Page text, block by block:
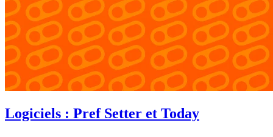
Logiciels : Pref Setter et Today